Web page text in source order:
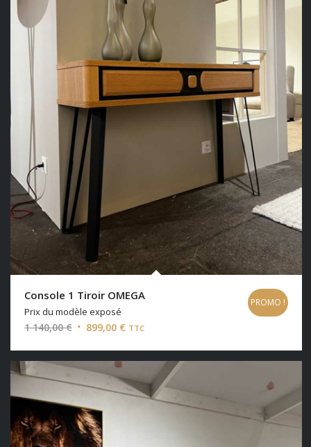
Console 1 Tiroir OMEGA
Prix du modèle exposé
1 140,00€ Le
initial
était :
140,00 €.
899,00 € Le
actuel
est :
899,00 €.
TTC
PROMO !